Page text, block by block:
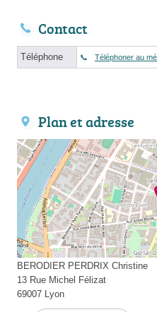
Contact
Téléphone Téléphoner au
Plan et adresse
BERODIER PERDRIX Christine
13 Rue Michel Félizat
69007 Lyon